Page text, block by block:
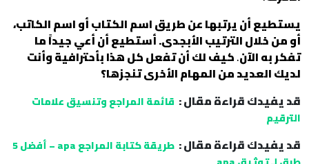
يستطيع أن يرتبها عن طريق اسم الكتاب أو اسم الكاتب،
أو من خلال الترتيب الأبجدى. أستطيع أن أعي جيداً ما
تفكر به الآن.كيف لك أن تفعل كل هذا بأحترافية وأنت
لديك العديد من المهام الأخرى تنجزها؟
قد يفيدك قراءة مقال : قائمة المراجع وتنسيق علامات
الترقيم
قد يفيدك قراءة مقال :
طريقة كتابة المراجع apa – أفضل 5